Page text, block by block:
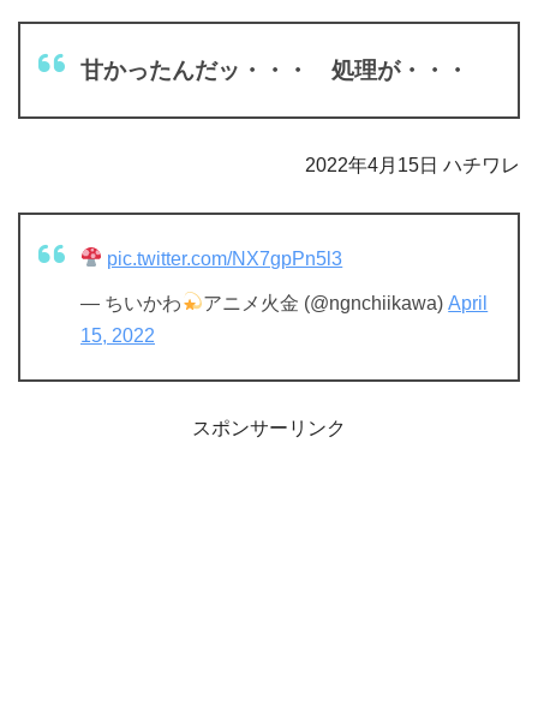
甘かったんだッ・・・ 処理が・・・
2022年4月15日 ハチワレ
pic.twitter.com/NX7gpPn5l3
— ちいかわ アニメ火金 (@ngnchiikawa)April
15, 2022
スポンサーリンク